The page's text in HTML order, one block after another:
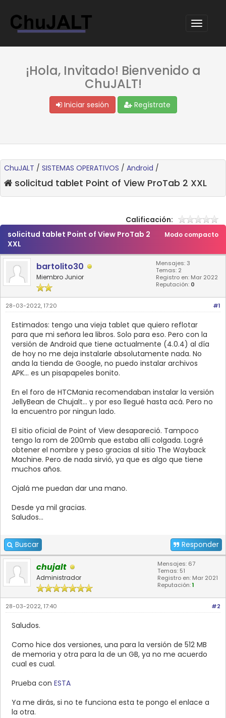
¡Hola, Invitado! Bienvenido a
ChuJALT!
Iniciar sesión Regístrate
ChuJALT / SISTEMAS OPERATIVOS / Android /
solicitud tablet Point of View ProTab 2 XXL
Calificación:
Modo compacto
solicitud tablet Point of View ProTab 2
XXL
bartolito30
Miembro Junior
Mensajes: 3
Temas: 2
Registro en: Mar 2022
Reputación: 0
#1
28-03-2022, 17:20
Estimados: tengo una vieja tablet que quiero reflotar
para que mi señora lea libros. Solo para eso. Pero con la
versión de Android que tiene actualmente (4.0.4) al día
de hoy no me deja instalarle absolutamente nada. No
anda la tienda de Google, no puedo instalar archivos
APK... es un pisapapeles bonito.
En el foro de HTCMania recomendaban instalar la versión
JellyBean de Chujalt... y por eso llegué hasta acá. Pero no
la encuentro por ningun lado.
El sitio oficial de Point of View desapareció. Tampoco
tengo la rom de 200mb que estaba allí colgada. Logré
obtener el nombre y peso gracias al sitio The Wayback
Machine. Pero de nada sirvió, ya que es algo que tiene
muchos años.
Ojalá me puedan dar una mano.
Desde ya mil gracias.
Saludos...
Buscar Responder
chujalt
Administrador
Mensajes: 67
Temas: 51
Registro en: Mar 2021
Reputación:1
#2
28-03-2022, 17:40
Saludos.
Como hice dos versiones, una para la versión de 512 MB
de memoria y otra para la de un GB, ya no me acuerdo
cual es cual.
Prueba con ESTA
Ya me dirás, si no te funciona esta te pongo el enlace a
la otra.